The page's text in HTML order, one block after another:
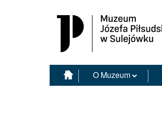
Muzeum Józefa Piłsudskiego w Sulejówku
O Muzeum